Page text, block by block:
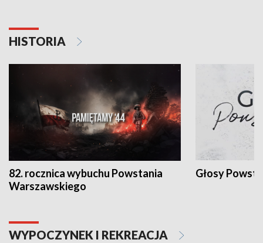
HISTORIA
82. rocznica wybuchu Powstania
Warszawskiego
Głosy
WYPOCZYNEK I REKREACJA